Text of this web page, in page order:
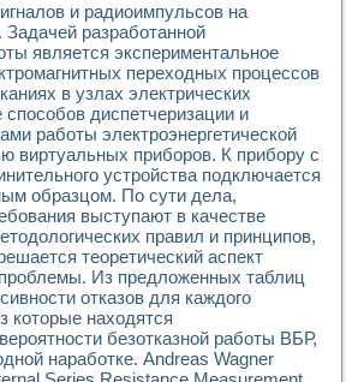
и радиоимпульсов на
разработанной
является экспериментальное
переходных процессов
в узлах электрических
способов диспетчеризации и
работы электроэнергетической
виртуальных приборов. К прибору с
устройства подключается
образцом. По сути дела,
выступают в качестве
правил и принципов,
теоретический аспект
Из предложенных таблиц
отказов для каждого
которые находятся
безотказной работы ВБР,
наработке. Andreas Wagner